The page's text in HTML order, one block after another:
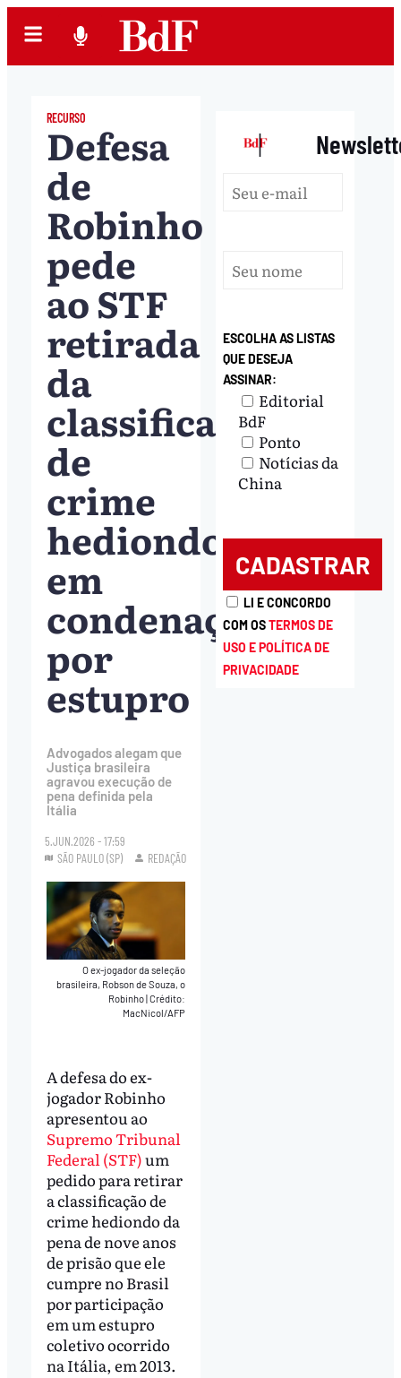
RECURSO
Defesa
de
Robinho
pede
ao STF
retirada
da
classificação
de
crime
hediondo
em
condenação
por
estupro
Advogados alegam que
Justiça brasileira
agravou execução de
pena definida pela
Itália
5.JUN.2026 - 17:59
SÃO PAULO (SP)
REDAÇÃO
O ex-jogador da seleção
brasileira, Robson de Souza, o
Robinho Crédito:
MacNicol/AFP
A defesa do ex-
jogador Robinho
apresentou ao
Supremo Tribunal
Federal (STF)um
pedido para retirar
a classificação de
crime hediondo da
pena de nove anos
de prisão que ele
cumpre no Brasil
por participação
em um estupro
coletivo ocorrido
na Itália, em 2013.
|
ESCOLHA AS LISTAS
QUE DESEJA
ASSINAR:
Editorial
BdF
Ponto
Notícias da
China
LI E CONCORDO
COM OSTERMOS DE
USO E POLÍTICA DE
PRIVACIDADE